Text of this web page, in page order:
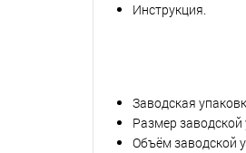
Инструкция.
Заводская
Размер заводской
Объём заводской